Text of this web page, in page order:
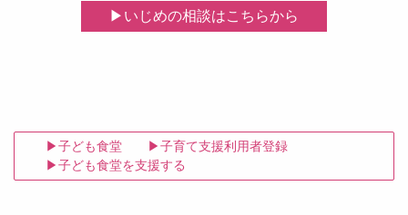
いじめの相談はこちらから
子ども食堂
子育て支援利用者登録
子ども食堂を支援する